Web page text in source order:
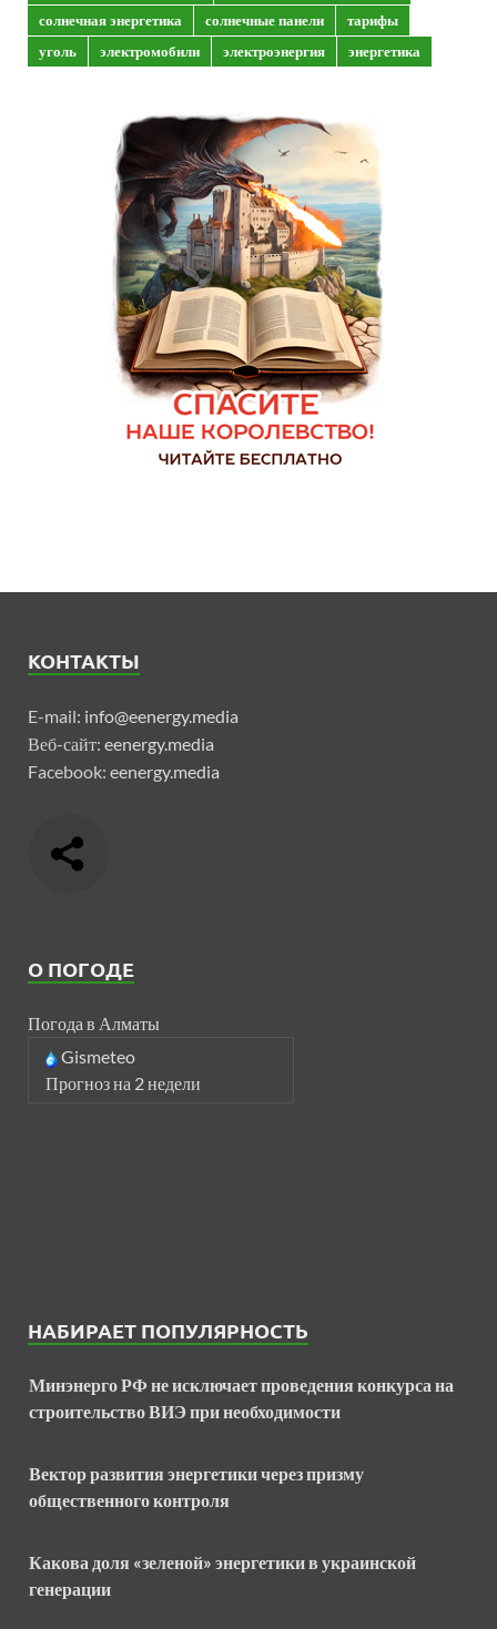
солнечная энергетика
солнечные панели
тарифы
уголь
электромобили электроэнергия энергетика
КОНТАКТЫ
E-mail: info@eenergy.media
Веб-сайт: eenergy.media
Facebook: eenergy.media
О ПОГОДЕ
Погода в Алматы
Gismeteo
Прогноз на 2 недели
НАБИРАЕТ ПОПУЛЯРНОСТЬ
Минэнерго РФ не исключает проведения конкурса на
строительство ВИЭ при необходимости
Вектор развития энергетики через призму
общественного контроля
Какова доля «зеленой» энергетики в украинской
генерации